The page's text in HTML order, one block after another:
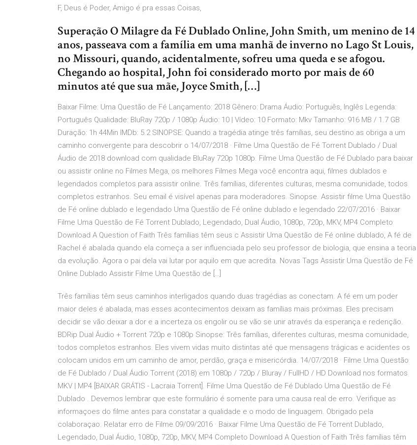
F, Deus é Poder, Amigo é pra essas Coisas,
Superação O Milagre da Fé Dublado Online, John Smith, um menino de 14
anos, passeava com a família em uma manhã de inverno no Lago St Louis,
no Missouri, quando, acidentalmente, sofreu uma queda e se afogou.
Chegando ao hospital, John foi considerado morto por mais de 60
minutos até que sua mãe, Joyce Smith, […]
Baixar Filme: Uma Questão de Fé Lançamento: 2018 Gênero: Drama Áudio: Português, Inglês Legenda:
Português Qualidade: BluRay 720p / 1080p Áudio: 10 | Vídeo: 10 Formato: Mkv Tamanho: 916 MB / 1.7 GB
Duração: 1h 44Min IMDb: 5.2 SINOPSE: Quando a tragédia atinge três famílias, seu destino as obriga a um
caminho convergente para descobrir o 14/07/2018 · Filme Uma Questão de Fé Torrent Dublado / Dual
Áudio de 2018 download com qualidade BluRay 720p 1080p. Filme Uma Questão de Fé Dublado para baixar
ou assistir online no Filmes Mega, os melhores Filmes Mega você encontra aqui, filmes dublados e
legendados completos para assistir online. Três famílias, diferentes culturas, mesma comunidade, todos
completos estranhos. Seu email é visível apenas para moderadores. Sinopse. Assistir filme Uma Questão
de Fé online dublado e legendado Uma Questão de Fé online dublado e legendado 22/07/2016 · Baixar
Filme Uma Questão de Fé Torrent Dublado, Legendado, Dual Áudio, 1080p, 720p, MKV, MP4 Completo
Download A Question of Faith Três famílias têm seus c Assistir Uma Questão de Fé online dublado, A fé de
Rachel é abalada quando ela começa a ser influenciada pelo seu professor de biologia, que ensina a teoria
da evolução. Agora o pai dela vai lutar por aquilo em que acredita. Novas Tags Assistir Uma Questão de Fé
Online Dublado Assistir Filme Uma Questão de […]
Três famílias têm seus caminhos interligados quando duas tragédias as conectam. A fé em um poder
maior deles é abalada, mas esses acontecimentos deixam as famílias mais próximas. Eles precisam
decidir se vão deixar a dor e a incerteza os engolir ou se vão se unir através da esperança e redenção.
BDRip Dual Áudio + Torrent 720p e 1080p Sinopse: Três famílias, diferentes culturas, mesma comunidade,
todos completos estranhos. Eles vivem vidas muito distintas até que mensagens trágicas e acidentes os
colocam unidos em um caminho de amor, perdão, graça e misericórdia. 14/07/2018 · Filme Uma Questão
de Fé Dublado / Dual Áudio Torrent (2018) em 1080p / 720p / Bluray / FullHD / HD Download nos formatos
MKV | MP4 [BAIXAR GRÁTIS - Lacraia Torrent]. Filme Uma Questão de Fé Dublado Uma Questão de Fé
Dublado . Devemos lembrar que este formulário é somente para uma causa real de erro. Verifique as
informaçoes do filme antes para constatar a qualidade e o modo de linguagem. Obrigado pela
colaboraçao. Relatar erro de Filme 09/09/2016 · Baixar Filme Uma Questão de Fé Torrent Dublado,
Legendado, Dual Áudio, 1080p, 720p, MKV, MP4 Completo Download A Question of Faith Três famílias têm